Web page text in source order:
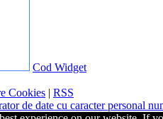
Cod Widget
Cookies | RSS
de date cu caracter personal